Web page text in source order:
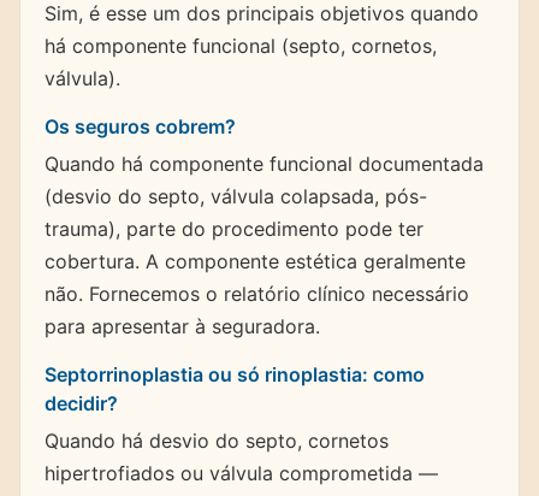
Sim, é esse um dos principais objetivos quando
há componente funcional (septo, cornetos,
válvula).
Os seguros cobrem?
Quando há componente funcional documentada
(desvio do septo, válvula colapsada, pós-
trauma), parte do procedimento pode ter
cobertura. A componente estética geralmente
não. Fornecemos o relatório clínico necessário
para apresentar à seguradora.
Septorrinoplastia ou só rinoplastia: como
decidir?
Quando há desvio do septo, cornetos
hipertrofiados ou válvula comprometida —